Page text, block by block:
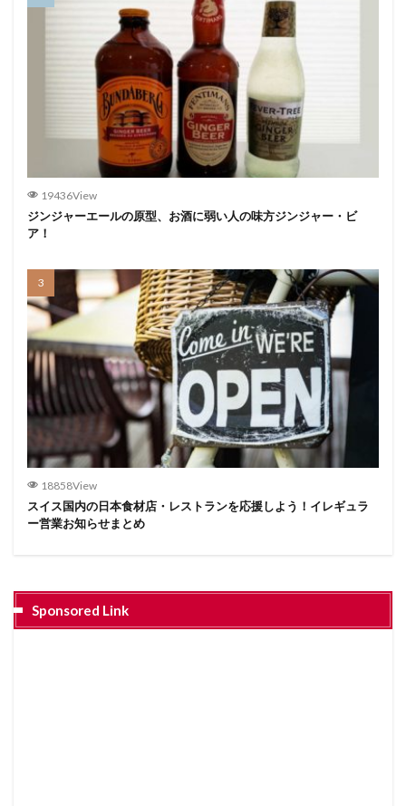
19436View
ジンジャーエールの原型、お酒に弱い人の味方ジンジャー・ビ
ア！
18858View
スイス国内の日本食材店・レストランを応援しよう！イレギュラ
ー営業お知らせまとめ
Sponsored Link